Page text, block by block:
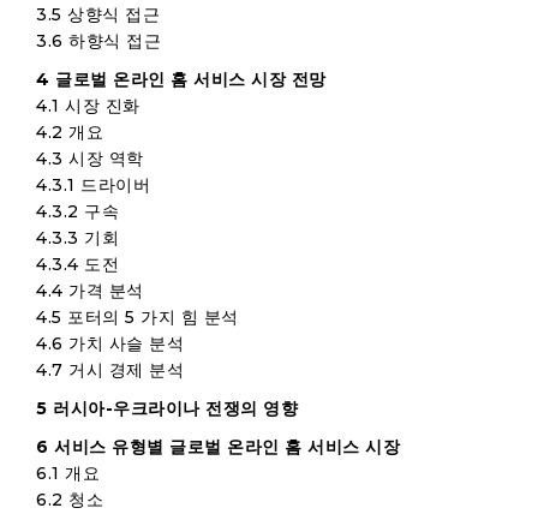
3.5 상향식 접근
3.6 하향식 접근
4 글로벌 온라인 홈 서비스 시장 전망
4.1 시장 진화
4.2 개요
4.3 시장 역학
4.3.1 드라이버
4.3.2 구속
4.3.3 기회
4.3.4 도전
4.4 가격 분석
4.5 포터의 5 가지 힘 분석
4.6 가치 사슬 분석
4.7 거시 경제 분석
5 러시아-우크라이나 전쟁의 영향
6 서비스 유형별 글로벌 온라인 홈 서비스 시장
6.1 개요
6.2 청소